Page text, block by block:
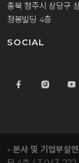
충북 청주시 상당구
정봉빌딩 4층
SOCIAL
- 본사 및 기업부설